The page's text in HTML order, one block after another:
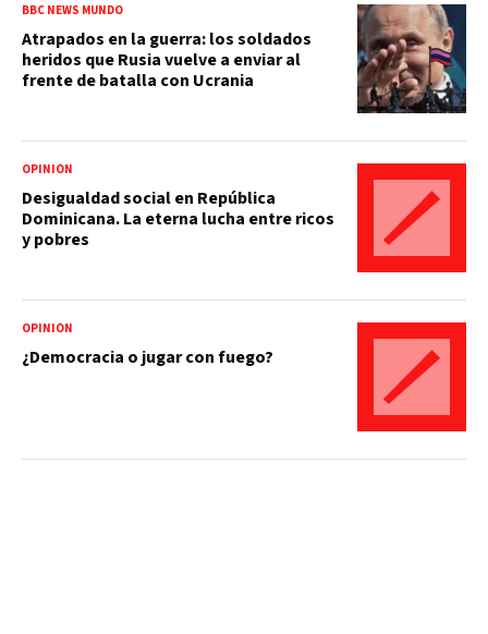
BBC NEWS MUNDO
Atrapados en la guerra: los soldados
heridos que Rusia vuelve a enviar al
frente de batalla con Ucrania
OPINIÓN
Desigualdad social en República
Dominicana. La eterna lucha entre ricos
y pobres
OPINIÓN
¿Democracia o jugar con fuego?